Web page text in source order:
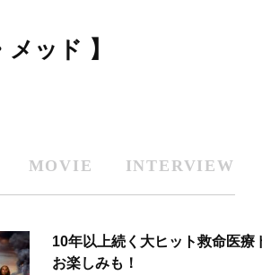
メッド 】
MOVIE INTERVIEW
10年以上続く大ヒット救命医
お楽しみも！